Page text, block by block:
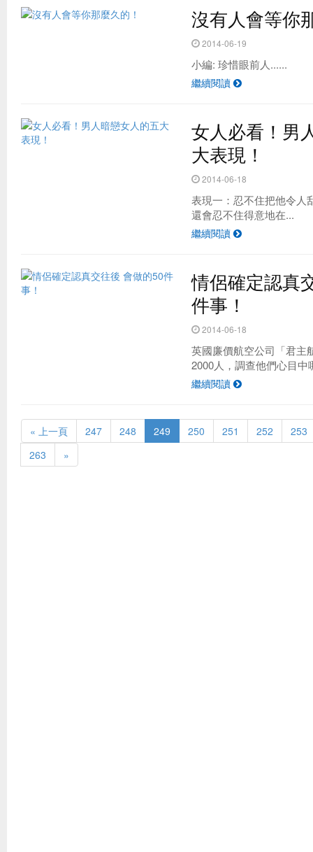
沒有人會等你
2014-06-19
小編: 珍惜眼前人......
繼續閱讀
女人必看！男
大表現！
2014-06-18
表現一：忍不住把他令人
還會忍不住得意地在...
繼續閱讀
情侶確定認真
件事！
2014-06-18
英國廉價航空公司「君主
2000人，調查他們心目中
繼續閱讀
« 上一頁 247 248 249 250 251 252
253
263
»